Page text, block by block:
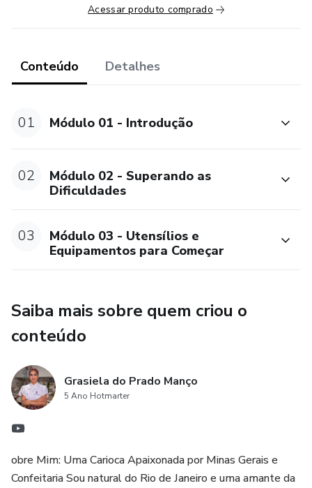
Acessar produto comprado
Conteúdo Detalhes
01 Módulo 01 - Introdução
02
Módulo 02 - Superando as
Dificuldades
03
Módulo 03 - Utensílios e
Equipamentos para Começar
Saiba mais sobre quem criou o
conteúdo
Grasiela do Prado Manço
5 Ano Hotmarter
obre Mim: Uma Carioca Apaixonada por Minas Gerais e
Confeitaria Sou natural do Rio de Janeiro e uma amante da